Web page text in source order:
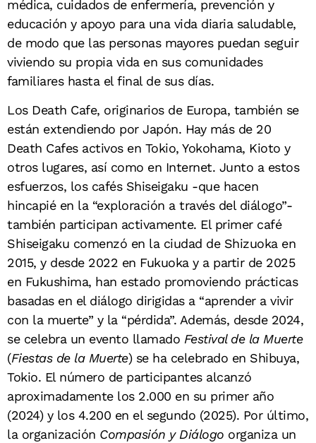
médica, cuidados de enfermería, prevención y
educación y apoyo para una vida diaria saludable,
de modo que las personas mayores puedan seguir
viviendo su propia vida en sus comunidades
familiares hasta el final de sus días.
Los Death Cafe, originarios de Europa, también se
están extendiendo por Japón. Hay más de 20
Death Cafes activos en Tokio, Yokohama, Kioto y
otros lugares, así como en Internet. Junto a estos
esfuerzos, los cafés Shiseigaku -que hacen
hincapié en la “exploración a través del diálogo”-
también participan activamente. El primer café
Shiseigaku comenzó en la ciudad de Shizuoka en
2015, y desde 2022 en Fukuoka y a partir de 2025
en Fukushima, han estado promoviendo prácticas
basadas en el diálogo dirigidas a “aprender a vivir
con la muerte” y la “pérdida”. Además, desde 2024,
se celebra un evento llamado Festival de la Muerte
(Fiestas de la Muerte) se ha celebrado en Shibuya,
Tokio. El número de participantes alcanzó
aproximadamente los 2.000 en su primer año
(2024) y los 4.200 en el segundo (2025). Por último,
la organización Compasión y Diálogo organiza un